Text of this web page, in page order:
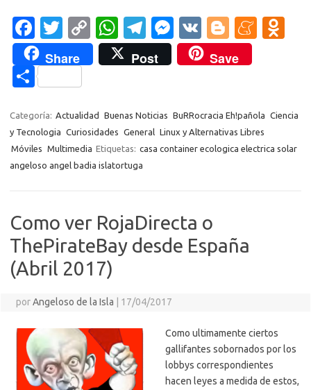
Fa
c
e
b
o
o
k
T
w
it
te
r
C
o
p
Li
n
k
W
h
at
A
p
p
T
el
e
a
m
M
es
se
g
er
V
K
Bl
o
g
er
M
a
m
kl
as
Share Post Save
C
m
p
ar
Categoría: Actualidad Buenas Noticias BuRRocracia Eh!pañola Ciencia
y Tecnologia Curiosidades General Linux y Alternativas Libres
Móviles Multimedia Etiquetas: casa container ecologica electrica solar
angeloso angel badia islatortuga
Como ver RojaDirecta o
ThePirateBay desde España
(Abril 2017)
porAngeloso de la Isla | 17/04/2017
Como ultimamente ciertos
gallifantes sobornados por los
lobbys correspondientes
hacen leyes a medida de estos,